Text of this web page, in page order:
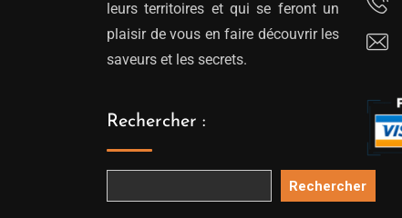
leurs territoires et qui se feront un
plaisir de vous en faire découvrir les
saveurs et les secrets.
Rechercher :
Rechercher